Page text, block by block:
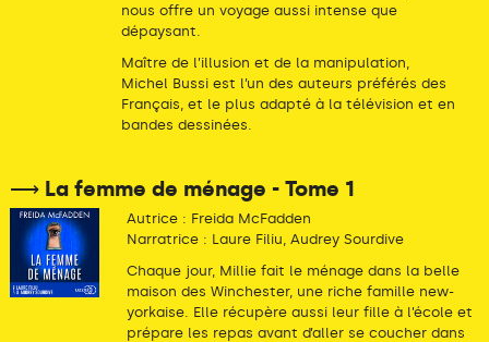
nous offre un voyage aussi intense que
dépaysant.
Maître de l’illusion et de la manipulation,
Michel Bussi est l’un des auteurs préférés des
Français, et le plus adapté à la télévision et en
bandes dessinées.
⟶ La femme de ménage - Tome 1
Autrice : Freida McFadden
Narratrice : Laure Filiu, Audrey Sourdive
Chaque jour, Millie fait le ménage dans la belle
maison des Winchester, une riche famille new-
yorkaise. Elle récupère aussi leur fille à l’école et
prépare les repas avant d’aller se coucher dans